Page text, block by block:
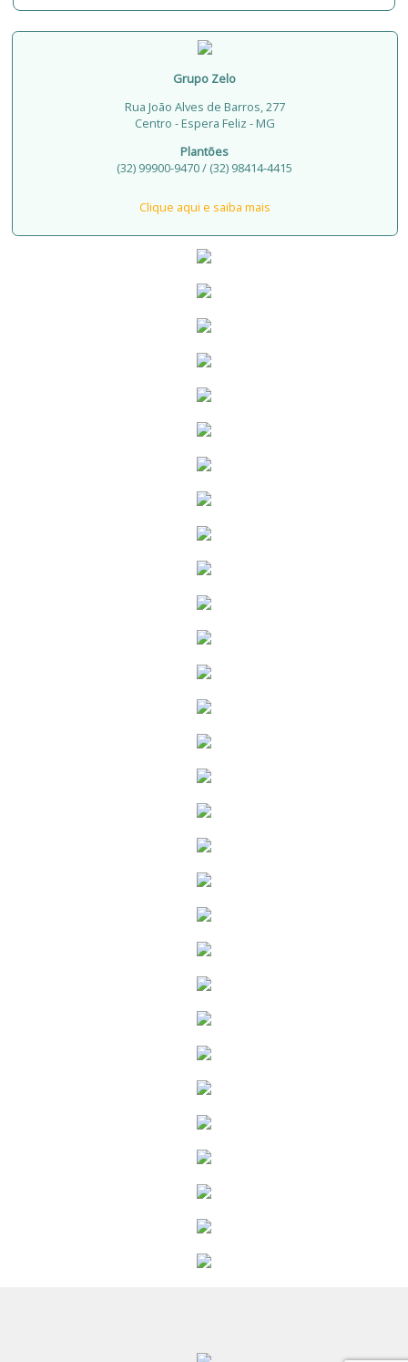
Grupo Zelo
Rua João Alves de Barros, 277
Centro - Espera Feliz - MG
Plantões
(32) 99900-9470 / (32) 98414-4415
Clique aqui e saiba mais